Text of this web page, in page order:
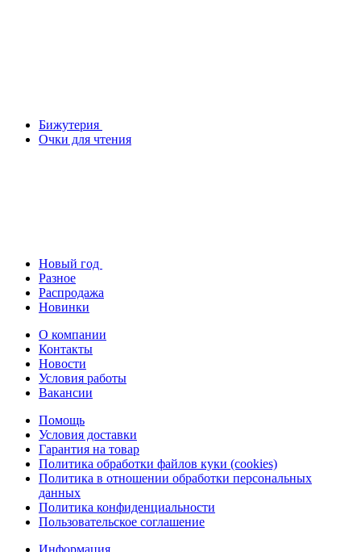
Бижутерия
Очки для чтения
Новый год
Разное
Распродажа
Новинки
О компании
Контакты
Новости
Условия работы
Вакансии
Помощь
Условия доставки
Гарантия на товар
Политика обработки файлов куки (cookies)
Политика в отношении обработки персональных
данных
Политика конфиденциальности
Пользовательское соглашение
Информация